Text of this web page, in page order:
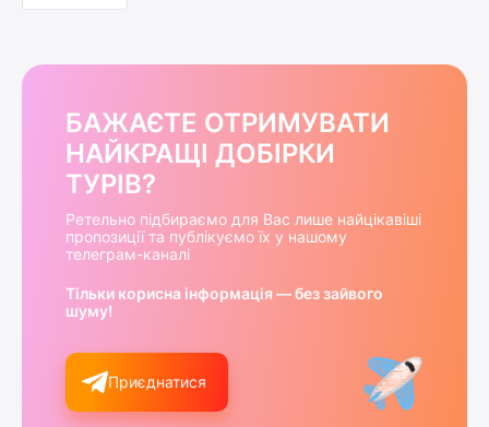
БАЖАЄТЕ ОТРИМУВАТИ
НАЙКРАЩІ ДОБІРКИ
ТУРІВ?
Ретельно підбираємо для Вас лише найцікавіші
пропозиції та публікуємо їх у нашому
телеграм-каналі
Тільки корисна інформація — без зайвого
шуму!
Приєднатися